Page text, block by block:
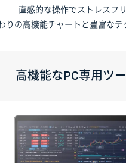
直感的な操作でストレスフ
りの高機能チャートと豊富なテ
高機能なPC専用ツ